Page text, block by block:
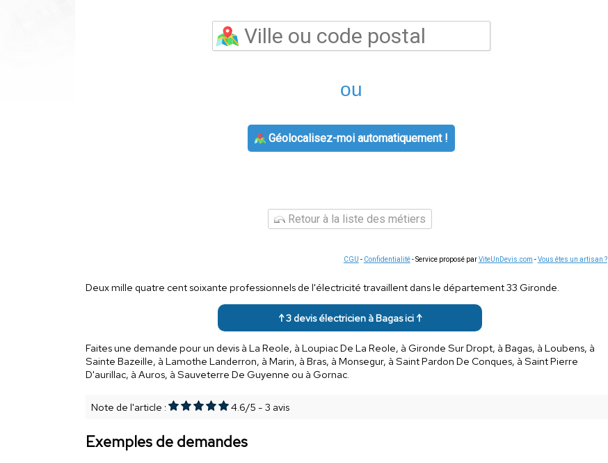
ou
Géolocalisez-moi automatiquement !
Retour à la liste des métiers
CGU - Confidentialité- Service proposé parViteUnDevis.com -Vous êtes un artisan ?
Deux mille quatre cent soixante professionnels de l'électricité travaillent dans le département 33 Gironde.
↑ 3 devis électricien à Bagas ici ↑
Faites une demande pour un devis à La Reole, à Loupiac De La Reole, à Gironde Sur Dropt, à Bagas, à Loubens, à
Sainte Bazeille, à Lamothe Landerron, à Marin, à Bras, à Monsegur, à Saint Pardon De Conques, à Saint Pierre
D'aurillac, à Auros, à Sauveterre De Guyenne ou à Gornac.
Note de l'article : 4.6/5 - 3 avis
Exemples de demandes